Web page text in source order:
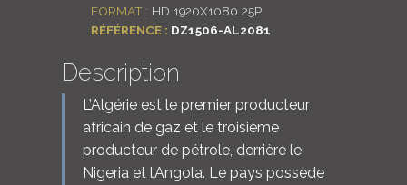
FORMAT : HD 1920X1080 25P
RÉFÉRENCE : DZ1506-AL2081
Description
L’Algérie est le premier producteur
africain de gaz et le troisième
producteur de pétrole, derrière le
Nigeria et l’Angola. Le pays possède